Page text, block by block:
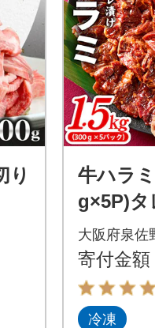
り
牛ハラ
g×5P)タ
り サイ
け
大阪府泉佐
寄付金額
冷凍